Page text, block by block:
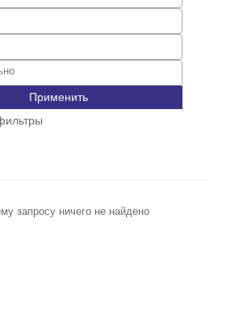
Применить
запросу ничего не найдено